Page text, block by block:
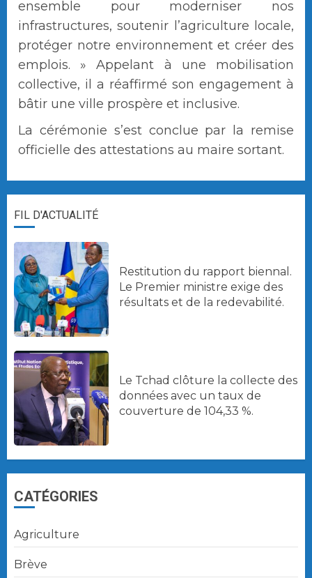
ensemble pour moderniser nos
infrastructures, soutenir l’agriculture locale,
protéger notre environnement et créer des
emplois. » Appelant à une mobilisation
collective, il a réaffirmé son engagement à
bâtir une ville prospère et inclusive.
La cérémonie s’est conclue par la remise
officielle des attestations au maire sortant.
FIL D'ACTUALITÉ
Restitution du rapport biennal.
Le Premier ministre exige des
résultats et de la redevabilité.
Le Tchad clôture la collecte des
données avec un taux de
couverture de 104,33 %.
CATÉGORIES
Agriculture
Brève